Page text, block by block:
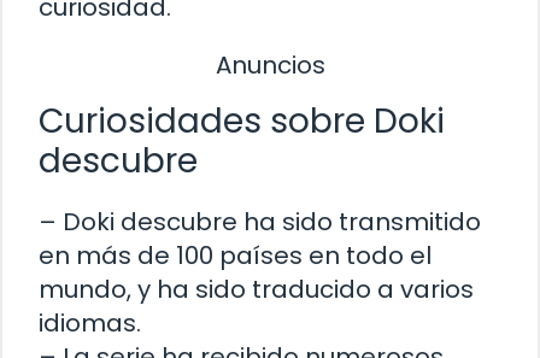
curiosidad.
Anuncios
Curiosidades sobre Doki
descubre
– Doki descubre ha sido transmitido
en más de 100 países en todo el
mundo, y ha sido traducido a varios
idiomas.